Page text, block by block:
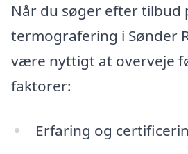
Når du søger efter tilbud
termografering i Sønder
være nyttigt at overveje
faktorer:
Erfaring og